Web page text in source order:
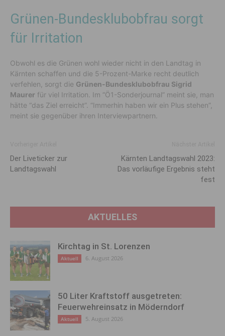
Grünen-Bundesklubobfrau sorgt
für Irritation
Obwohl es die Grünen wohl wieder nicht in den Landtag in
Kärnten schaffen und die 5-Prozent-Marke recht deutlich
verfehlen, sorgt die Grünen-Bundesklubobfrau Sigrid
Maurer für viel Irritation. Im “Ö1-Sonderjournal” meint sie, man
hätte “das Ziel erreicht”. “Immerhin haben wir ein Plus stehen”,
meint sie gegenüber ihren Interviewpartnern.
Der Liveticker zur
Landtagswahl
Kärnten Landtagswahl 2023:
Das vorläufige Ergebnis steht
fest
AKTUELLES
Kirchtag in St. Lorenzen
Aktuell 6. August 2026
50 Liter Kraftstoff ausgetreten:
Feuerwehreinsatz in Möderndorf
Aktuell 5. August 2026